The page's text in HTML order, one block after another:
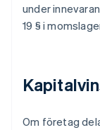
under
19 § i
Om företag